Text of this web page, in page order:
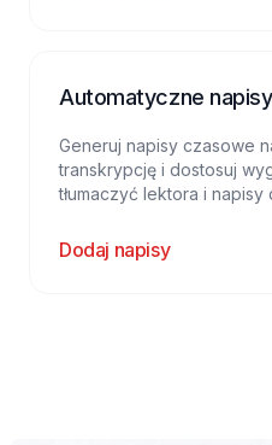
Automatyczne
Generuj napisy czasowe
transkrypcję i dostosuj
tłumaczyć lektora i
Dodaj napisy